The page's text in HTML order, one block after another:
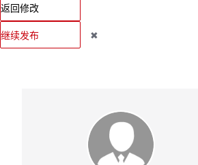
返回修改
继续发布 ✖